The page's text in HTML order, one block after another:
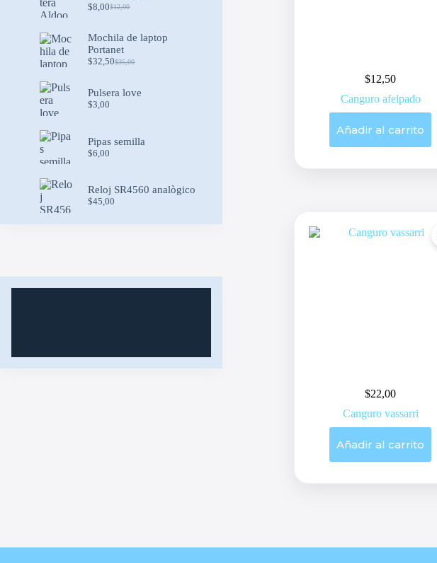
$12,50
Canguro afelpado
Añadir al carrito
$22,00
Canguro vassarri
Añadir al carrito
$12,00
Original
was:
$12,00.
$8,00Current
is:
$8,00.
Mochila de laptop
Portanet
$35,00
Original
was:
$32,50Current
Pulsera love
$3,00
Pipas semilla
$6,00
Reloj SR4560 analògico
$45,00